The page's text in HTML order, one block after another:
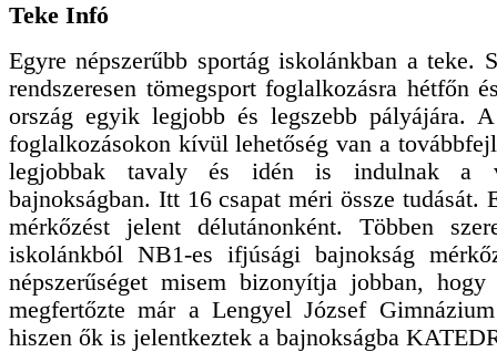
Teke Infó
Egyre népszerűbb sportág iskolánkban a teke.
rendszeresen tömegsport foglalkozásra hétfőn
ország egyik legjobb és legszebb pályájára.
foglalkozásokon kívül lehetőség van a
legjobbak tavaly és idén is indulnak a
bajnokságban. Itt 16 csapat méri össze tudását.
mérkőzést jelent délutánonként. Többen
iskolánkból NB1-es ifjúsági bajnokság
népszerűséget misem bizonyítja jobban, hogy
megfertőzte már a Lengyel József
hiszen ők is jelentkeztek a bajnokságba